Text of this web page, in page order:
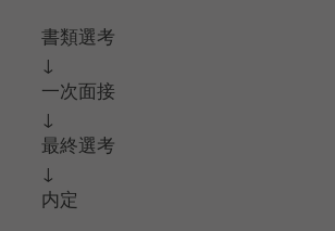
書類選考
↓
一次面接
↓
最終選考
↓
内定